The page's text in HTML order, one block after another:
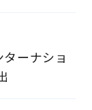
ーナショ